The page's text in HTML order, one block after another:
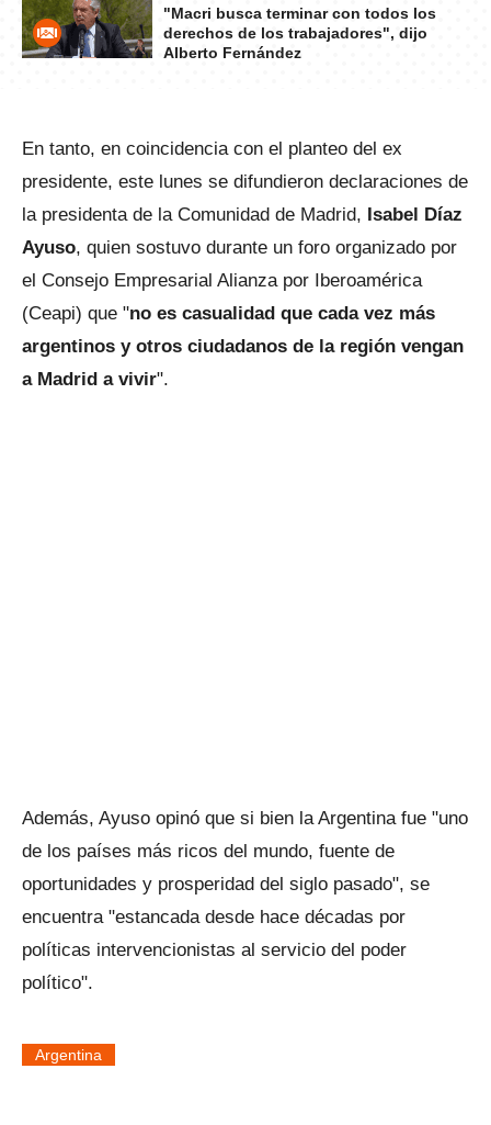
"Macri busca terminar con todos los
derechos de los trabajadores", dijo
Alberto Fernández
En tanto, en coincidencia con el planteo del ex
presidente, este lunes se difundieron declaraciones de
la presidenta de la Comunidad de Madrid, Isabel Díaz
Ayuso, quien sostuvo durante un foro organizado por
el Consejo Empresarial Alianza por Iberoamérica
(Ceapi) que "no es casualidad que cada vez más
argentinos y otros ciudadanos de la región vengan
a Madrid a vivir".
Además, Ayuso opinó que si bien la Argentina fue "uno
de los países más ricos del mundo, fuente de
oportunidades y prosperidad del siglo pasado", se
encuentra "estancada desde hace décadas por
políticas intervencionistas al servicio del poder
político".
Argentina